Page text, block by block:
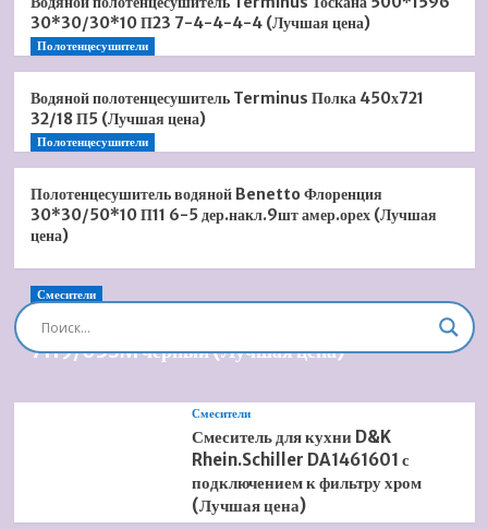
30*30/30*10 П23 7-4-4-4-4 (Лучшая цена)
Полотенцесушители
Водяной полотенцесушитель Terminus Полка 450х721
32/18 П5 (Лучшая цена)
Полотенцесушители
Полотенцесушитель водяной Benetto Флоренция
30*30/50*10 П11 6-5 дер.накл.9шт амер.орех (Лучшая
цена)
Смесители
Душевая система встроенная Timo Briana SX-
7119/03SM черный (Лучшая цена)
Смесители
Смеситель для кухни D&K
Rhein.Schiller DA1461601 с
подключением к фильтру хром
(Лучшая цена)